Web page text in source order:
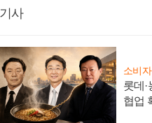
사
소비
롯데
협업